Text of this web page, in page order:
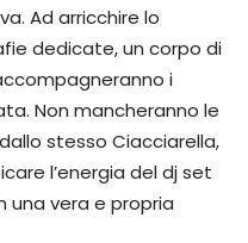
Ad arricchire lo
dedicate, un corpo di
i
Non mancheranno le
stesso Ciacciarella,
l’energia del dj set
una vera e propria